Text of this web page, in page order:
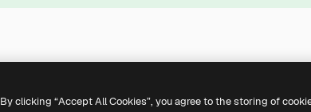
By clicking “Accept All Cookies”, you agree to the storing of